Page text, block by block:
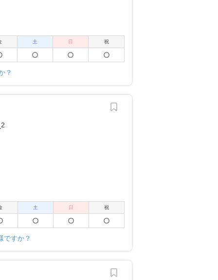
土 日 祝
？
土 日 祝
ですか？